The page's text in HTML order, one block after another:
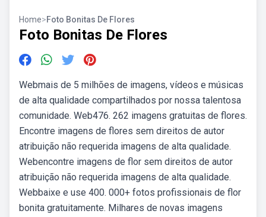
Home>Foto Bonitas De Flores
Foto Bonitas De Flores
Webmais de 5 milhões de imagens, vídeos e músicas
de alta qualidade compartilhados por nossa talentosa
comunidade. Web476. 262 imagens gratuitas de flores.
Encontre imagens de flores sem direitos de autor
atribuição não requerida imagens de alta qualidade.
Webencontre imagens de flor sem direitos de autor
atribuição não requerida imagens de alta qualidade.
Webbaixe e use 400. 000+ fotos profissionais de flor
bonita gratuitamente. Milhares de novas imagens